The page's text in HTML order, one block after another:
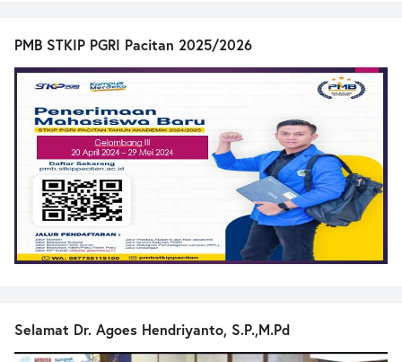
PMB STKIP PGRI Pacitan 2025/2026
Selamat Dr. Agoes Hendriyanto, S.P.,M.Pd